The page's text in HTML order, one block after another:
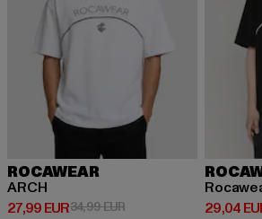
ROCAWEAR
ARCH
27,99 EUR
Derzeitiger Preis: 27,99 EUR
34,99 EURAktionspreis: 34,99 EUR
29,04